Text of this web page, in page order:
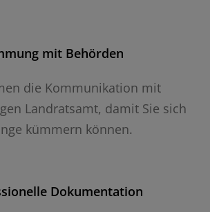
mit Behörden
die Kommunikation mit
Landratsamt, damit Sie sich
kümmern können.
Dokumentation